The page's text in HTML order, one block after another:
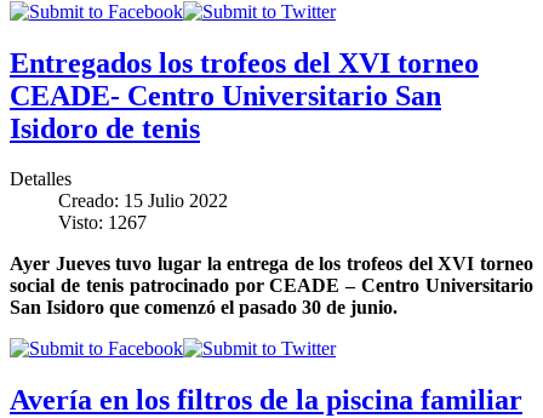
Entregados los trofeos del XVI torneo
CEADE- Centro Universitario San
Isidoro de tenis
Detalles
Creado: 15 Julio 2022
Visto: 1267
Ayer Jueves tuvo lugar la entrega de los trofeos del XVI torneo
social de tenis patrocinado por CEADE – Centro Universitario
San Isidoro que comenzó el pasado 30 de junio.
Avería en los filtros de la piscina familiar